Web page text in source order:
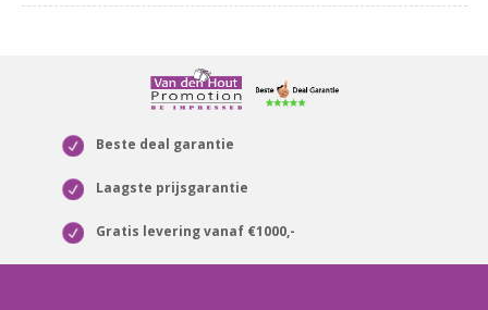
Beste deal garantie
Laagste prijsgarantie
Gratis levering vanaf €1000,-